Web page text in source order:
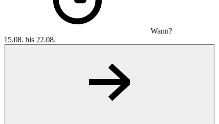
Wann?
15.08. bis 22.08.